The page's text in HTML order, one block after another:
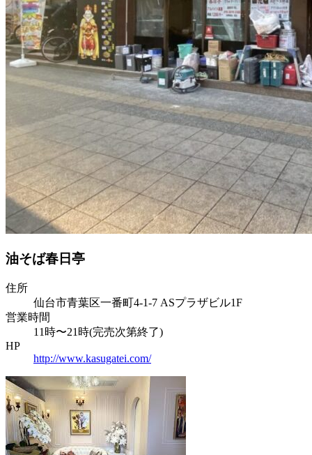
油そば春日亭
住所
仙台市青葉区一番町4-1-7 ASプラザビル1F
営業時間
11時〜21時(完売次第終了)
HP
http://www.kasugatei.com/